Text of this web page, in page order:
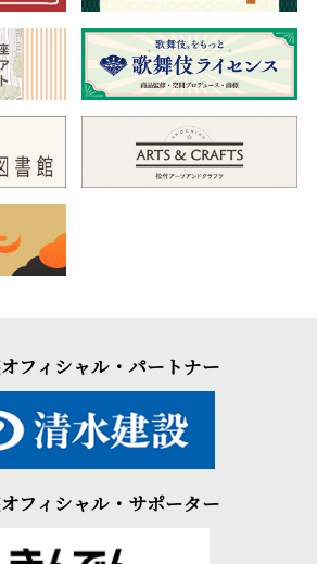
フィシャル・パートナー
フィシャル・サポーター